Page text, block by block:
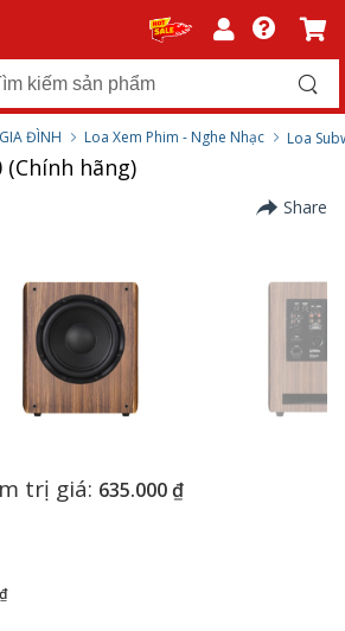
ĐÌNH Loa Xem Phim - Nghe Nhạc Loa
(Chính hãng)
Share
trị giá: 635.000 ₫